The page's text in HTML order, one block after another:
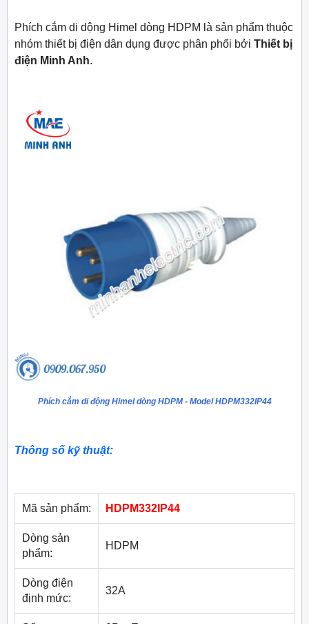
Phích cắm di dộng Himel dòng HDPM là sản phẩm thuộc
nhóm thiết bị điện dân dụng được phân phối bởi Thiết bị
điện Minh Anh.
Phích cắm di động Himel dòng HDPM - Model HDPM332IP44
Thông số kỹ thuật:
Mã sản phẩm: HDPM332IP44
Dòng sản
phẩm:
HDPM
Dòng điện
định mức:
32A